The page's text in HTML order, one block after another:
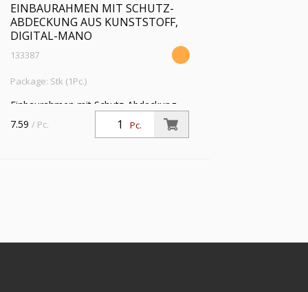
EINBAURAHMEN MIT SCHUTZ-
ABDECKUNG AUS KUNSTSTOFF,
DIGITAL-MANO
133387
Package: Stk (1Pc.)
Einbaurahmen mit Schutz-Abdeckung
aus Kunststoff, passend für Digital-
Manometer
Pc.
7.59 / Pc.